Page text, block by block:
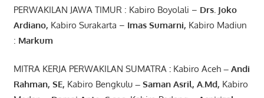
PERWAKILAN JAWA TIMUR : Kabiro Boyolali – Drs. Joko
Ardiano, Kabiro Surakarta – Imas Sumarni, Kabiro Madiun
: Markum
MITRA KERJA PERWAKILAN SUMATRA :Kabiro Aceh– Andi
Rahman, SE, Kabiro Bengkulu– Saman Asril, A.Md, Kabiro